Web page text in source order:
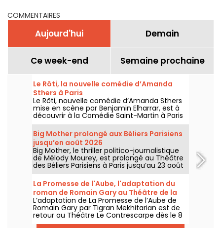
COMMENTAIRES
Aujourd'hui Demain
Ce week-end Semaine prochaine
Le Rôti, la nouvelle comédie d’Amanda
Sthers à Paris
Le Rôti, nouvelle comédie d’Amanda Sthers
mise en scène par Benjamin Elharrar, est à
découvrir à la Comédie Saint-Martin à Paris
jusqu’au 15 octobre 2026.
Big Mother prolongé aux Béliers Parisiens
jusqu’en août 2026
Big Mother, le thriller politico-journalistique
de Mélody Mourey, est prolongé au Théâtre
des Béliers Parisiens à Paris jusqu’au 23 août
2026, avec des représentations du mardi au
dimanche.
La Promesse de l'Aube, l'adaptation du
roman de Romain Gary au Théâtre de la
Contrescarpe
L’adaptation de La Promesse de l’Aube de
Romain Gary par Tigran Mekhitarian est de
retour au Théâtre Le Contrescarpe dès le 8
août 2026.